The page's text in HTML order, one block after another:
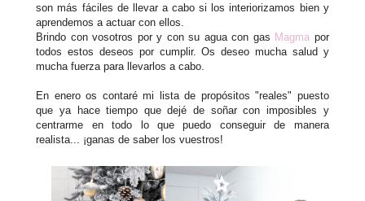
son más fáciles de llevar a cabo si los interiorizamos bien y
aprendemos a actuar con ellos.
Brindo con vosotros por y con su agua con gas Magma por
todos estos deseos por cumplir. Os deseo mucha salud y
mucha fuerza para llevarlos a cabo.
En enero os contaré mi lista de propósitos "reales" puesto
que ya hace tiempo que dejé de soñar con imposibles y
centrarme en todo lo que puedo conseguir de manera
realista... ¡ganas de saber los vuestros!